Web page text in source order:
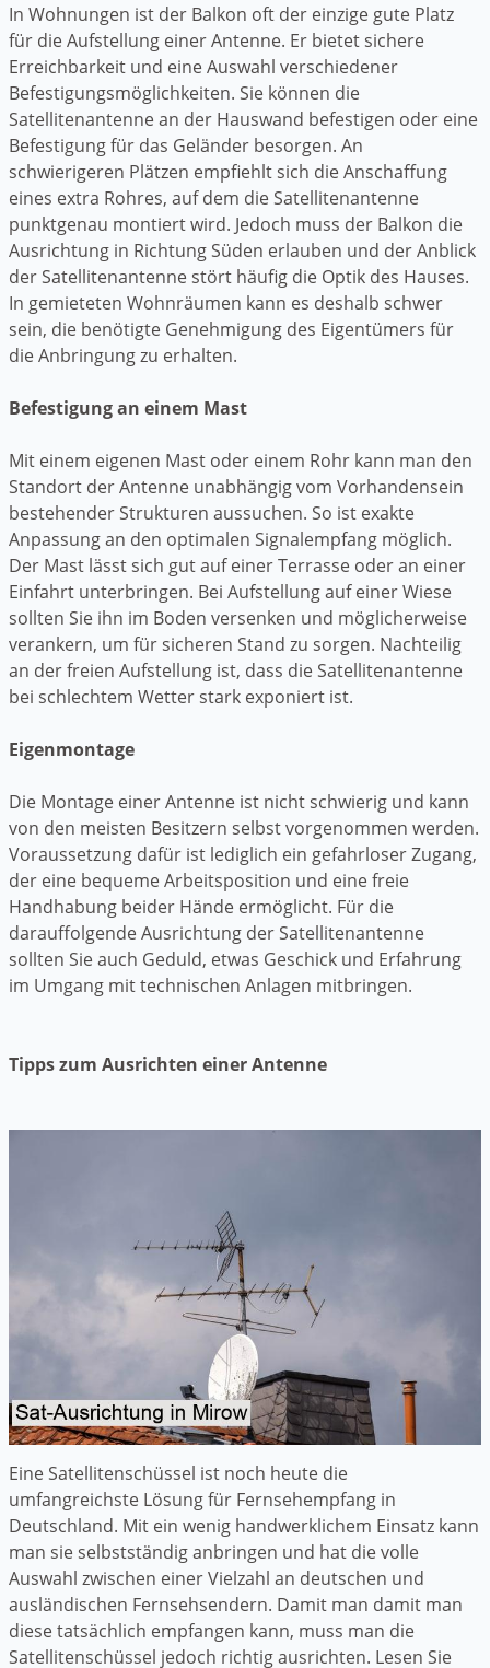
In Wohnungen ist der Balkon oft der einzige gute Platz
für die Aufstellung einer Antenne. Er bietet sichere
Erreichbarkeit und eine Auswahl verschiedener
Befestigungsmöglichkeiten. Sie können die
Satellitenantenne an der Hauswand befestigen oder eine
Befestigung für das Geländer besorgen. An
schwierigeren Plätzen empfiehlt sich die Anschaffung
eines extra Rohres, auf dem die Satellitenantenne
punktgenau montiert wird. Jedoch muss der Balkon die
Ausrichtung in Richtung Süden erlauben und der Anblick
der Satellitenantenne stört häufig die Optik des Hauses.
In gemieteten Wohnräumen kann es deshalb schwer
sein, die benötigte Genehmigung des Eigentümers für
die Anbringung zu erhalten.
Befestigung an einem Mast
Mit einem eigenen Mast oder einem Rohr kann man den
Standort der Antenne unabhängig vom Vorhandensein
bestehender Strukturen aussuchen. So ist exakte
Anpassung an den optimalen Signalempfang möglich.
Der Mast lässt sich gut auf einer Terrasse oder an einer
Einfahrt unterbringen. Bei Aufstellung auf einer Wiese
sollten Sie ihn im Boden versenken und möglicherweise
verankern, um für sicheren Stand zu sorgen. Nachteilig
an der freien Aufstellung ist, dass die Satellitenantenne
bei schlechtem Wetter stark exponiert ist.
Eigenmontage
Die Montage einer Antenne ist nicht schwierig und kann
von den meisten Besitzern selbst vorgenommen werden.
Voraussetzung dafür ist lediglich ein gefahrloser Zugang,
der eine bequeme Arbeitsposition und eine freie
Handhabung beider Hände ermöglicht. Für die
darauffolgende Ausrichtung der Satellitenantenne
sollten Sie auch Geduld, etwas Geschick und Erfahrung
im Umgang mit technischen Anlagen mitbringen.
Tipps zum Ausrichten einer Antenne
Eine Satellitenschüssel ist noch heute die
umfangreichste Lösung für Fernsehempfang in
Deutschland. Mit ein wenig handwerklichem Einsatz kann
man sie selbstständig anbringen und hat die volle
Auswahl zwischen einer Vielzahl an deutschen und
ausländischen Fernsehsendern. Damit man damit man
diese tatsächlich empfangen kann, muss man die
Satellitenschüssel jedoch richtig ausrichten. Lesen Sie